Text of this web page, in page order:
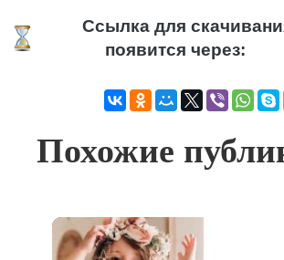
Ссылка для
появится через:
Похожие